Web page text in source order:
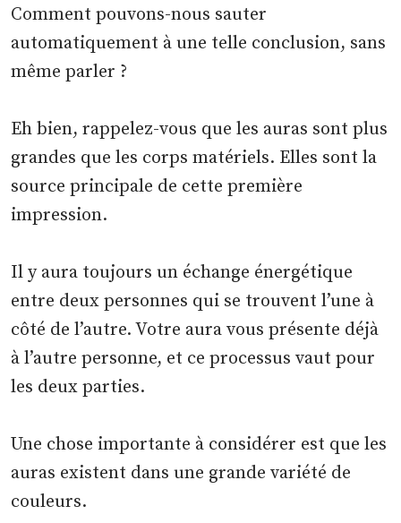
Comment pouvons-nous sauter
automatiquement à une telle conclusion, sans
même parler ?
Eh bien, rappelez-vous que les auras sont plus
grandes que les corps matériels. Elles sont la
source principale de cette première
impression.
Il y aura toujours un échange énergétique
entre deux personnes qui se trouvent l’une à
côté de l’autre. Votre aura vous présente déjà
à l’autre personne, et ce processus vaut pour
les deux parties.
Une chose importante à considérer est que les
auras existent dans une grande variété de
couleurs.